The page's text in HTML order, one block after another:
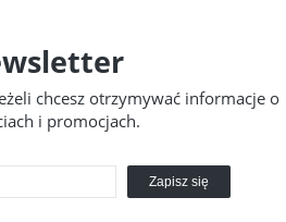
chcesz otrzymywać informacje o
i promocjach.
Zapisz się